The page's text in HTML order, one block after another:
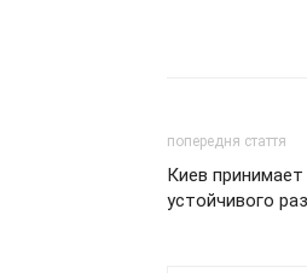
попередня стаття
Киев
устойчивого